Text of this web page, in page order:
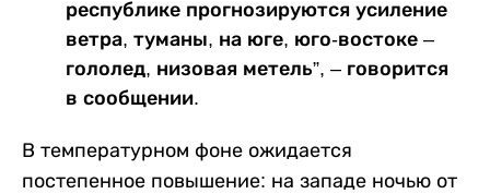
республике прогнозируются усиление
ветра, туманы, на юге, юго-востоке –
гололед, низовая метель”, – говорится
в сообщении.
В температурном фоне ожидается
постепенное повышение: на западе ночью от